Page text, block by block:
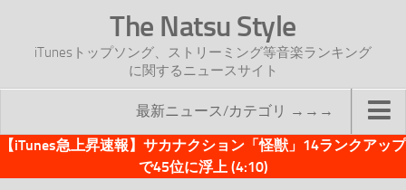
The Natsu Style
iTunesトップソング、ストリーミング等音楽ランキング
に関するニュースサイト
最新ニュース/カテゴリ →→→
TOP
【iTunes急上昇速報】サカナクション「怪獣」14ランクアップ
で45位に浮上 (4:10)